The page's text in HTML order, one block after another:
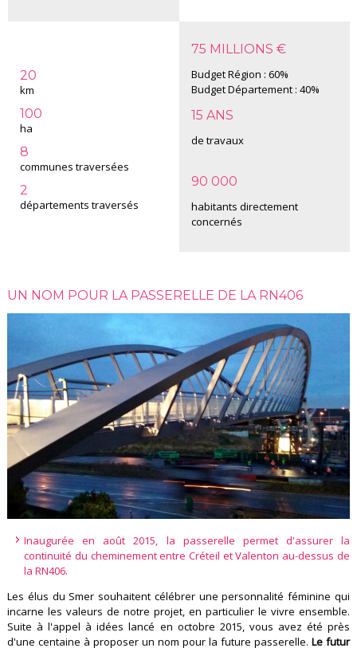
20
km
100
ha
8
communes traversées
2
départements traversés
75 MILLIONS €
Budget Région : 60%
Budget Département : 40%
15 ANS
de travaux
90 000
habitants directement
concernés
UN NOM POUR LA PASSERELLE DE LA RN406
Inaugurée en août 2015, la passerelle permet d'assurer la
continuité du cheminement entre Créteil et Valenton au-dessus de
la RN406.
Les élus du Smer souhaitent célébrer une personnalité féminine qui
incarne les valeurs de notre projet, en particulier le vivre ensemble.
Suite à l'appel à idées lancé en octobre 2015, vous avez été près
d'une centaine à proposer un nom pour la future passerelle. Le futur